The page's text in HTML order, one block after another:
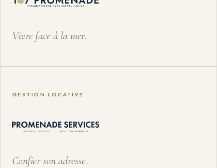
Vivre face à la mer.
GESTION LOCATIVE
Confier son adresse.